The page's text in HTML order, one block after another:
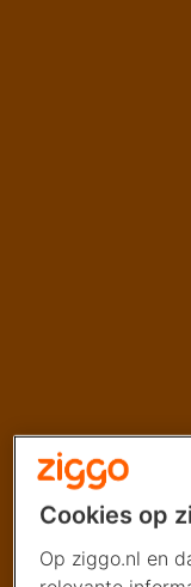
Cookies op
Op ziggo.nl en